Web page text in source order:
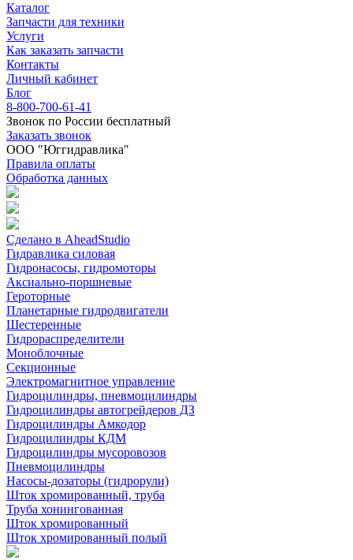
Каталог
Запчасти для техники
Услуги
Как заказать запчасти
Контакты
Личный кабинет
Блог
8-800-700-61-41
Звонок по России бесплатный
Заказать звонок
ООО "Юггидравлика"
Правила оплаты
Обработка данных
Сделано в AheadStudio
Гидравлика силовая
Гидронасосы, гидромоторы
Аксиально-поршневые
Героторные
Планетарные гидродвигатели
Шестеренные
Гидрораспределители
Моноблочные
Секционные
Электромагнитное управление
Гидроцилиндры, пневмоцилиндры
Гидроцилиндры автогрейдеров ДЗ
Гидроцилиндры Амкодор
Гидроцилиндры КДМ
Гидроцилиндры мусоровозов
Пневмоцилиндры
Насосы-дозаторы (гидрорули)
Шток хромированный, труба
Труба хонингованная
Шток хромированный
Шток хромированный полый